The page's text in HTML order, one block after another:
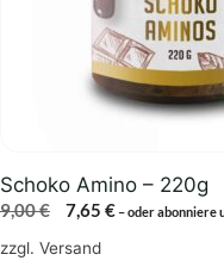
Schoko Amino – 220g
9,00€
Ursprünglicher
Preis
7,65 €Aktueller
–oder abonniere
zzgl. Versand